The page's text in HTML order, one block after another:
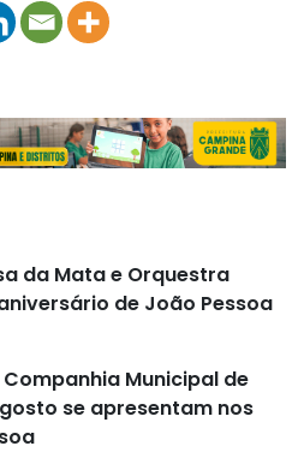
da Mata e Orquestra
de João Pessoa
Municipal de
se apresentam nos